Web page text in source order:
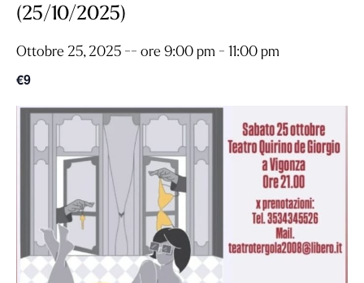
(25/10/2025)
Ottobre 25, 2025 -- ore 9:00 pm - 11:00 pm
€9